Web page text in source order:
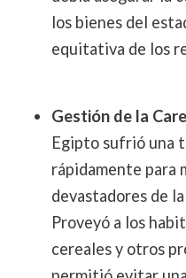
los bienes del
equitativa de los
Gestión de la
Egipto sufrió una
rápidamente para
devastadores de
Proveyó a los
cereales y otros